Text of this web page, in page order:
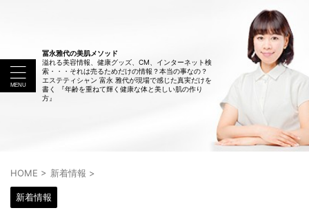
冨永雅代の美肌メソッド
溢れる美容情報、健康グッズ、CM、インターネット検
索・・・それは売るためだけの情報？本当の事なの？
エステティシャン 富永 雅代が現場で感じた真実だけを
書く 『年齢を重ねて輝く健康な体と美しい肌の作り
方』
HOME > 新着情報 >
新着情報